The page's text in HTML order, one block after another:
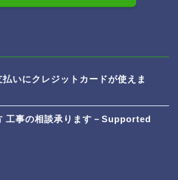
いにクレジットカードが使えま
工事の相談承ります－Supported